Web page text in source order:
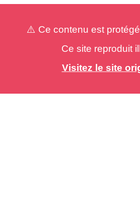
⚠️ Ce contenu est
Ce site reproduit
Visitez le site